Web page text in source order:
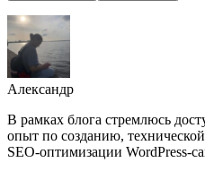
Александр
В рамках блога стремлюсь
опыт по созданию,
SEO-оптимизации WordPress-